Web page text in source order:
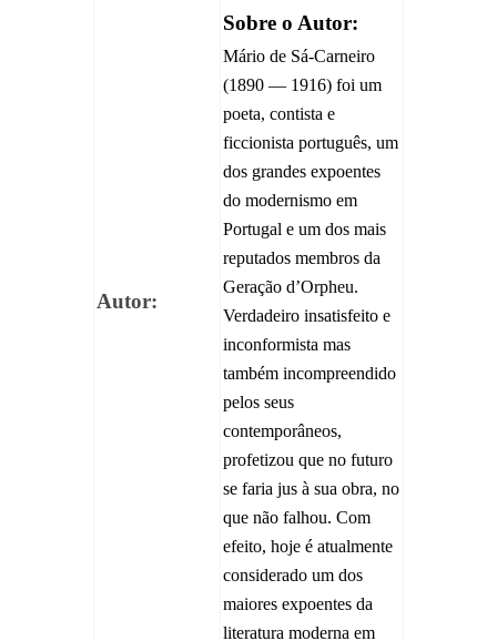
Autor:
Sobre o Autor:
Mário de Sá-Carneiro
(1890 — 1916) foi um
poeta, contista e
ficcionista português, um
dos grandes expoentes
do modernismo em
Portugal e um dos mais
reputados membros da
Geração d’Orpheu.
Verdadeiro insatisfeito e
inconformista mas
também incompreendido
pelos seus
contemporâneos,
profetizou que no futuro
se faria jus à sua obra, no
que não falhou. Com
efeito, hoje é atualmente
considerado um dos
maiores expoentes da
literatura moderna em